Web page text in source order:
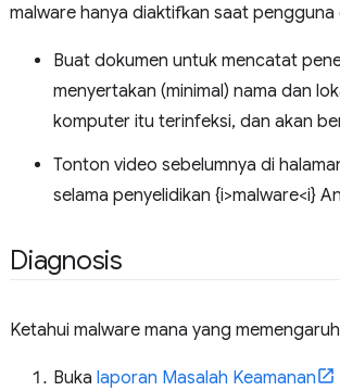
malware hanya diaktifkan saat
Buat dokumen untuk mencatat
menyertakan (minimal) nama dan
komputer itu terinfeksi, dan akan
Tonton video sebelumnya di
selama penyelidikan {i>malware<i}
Diagnosis
Ketahui malware mana yang
Buka laporan Masalah Keamanan